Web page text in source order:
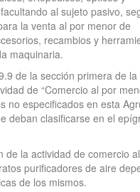
al sujeto pasivo,
la venta al por menor de
recambios y
maquinaria.
de la sección primera de la
de “Comercio al por
no especificados en esta
deban clasificarse en el
de la actividad de comercio
purificadores de aire
de los mismos.